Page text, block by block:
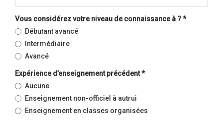
Vous considérez votre niveau de connaissance à ?*
Débutant avancé
Intermédiaire
Avancé
Expérience d’enseignement précédent*
Aucune
Enseignement non-officiel à autrui
Enseignement en classes organisées